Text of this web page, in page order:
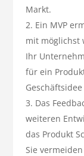
Markt.
Ein MVP
mit möglichst
Ihr
für ein
Das
weiteren
das Produkt
Sie